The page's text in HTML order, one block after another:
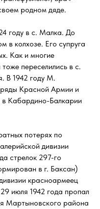
родном дяде.
году в с. Малка. До
в колхозе. Его супруга
Как и многие
переселились в с.
В 1942 году М.
Красной Армии и
Кабардино-Балкарии
потерях по
дивизии
стрелок 297-го
в г. Баксан)
красноармеец
июля 1942 года пропал
Мартыновского района